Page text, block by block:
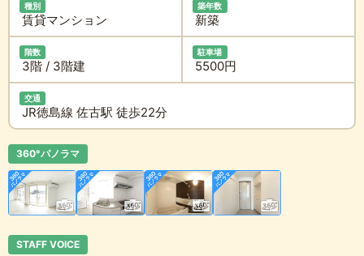
種別
賃貸マンション
築年数
新築
階数
3階 / 3階建
駐車場
5500円
交通
JR徳島線 佐古駅 徒歩22分
360°パノラマ
STAFF VOICE